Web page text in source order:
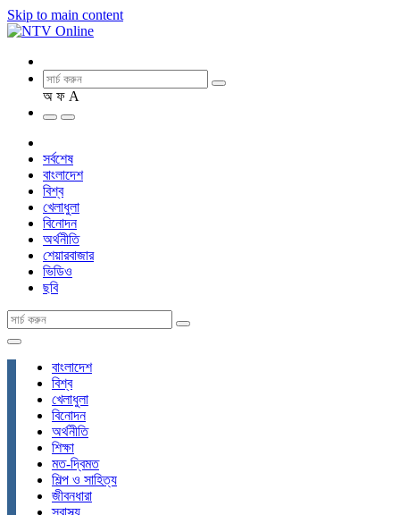
Skip to main content
অ ফ A
সর্বশেষ
বাংলাদেশ
বিশ্ব
খেলাধুলা
বিনোদন
অর্থনীতি
শেয়ারবাজার
ভিডিও
ছবি
বাংলাদেশ
বিশ্ব
খেলাধুলা
বিনোদন
অর্থনীতি
শিক্ষা
মত-দ্বিমত
শিল্প ও সাহিত্য
জীবনধারা
স্বাস্থ্য